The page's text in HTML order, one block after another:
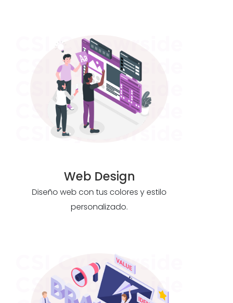
Web Design
Diseño web con tus colores y estilo
personalizado.